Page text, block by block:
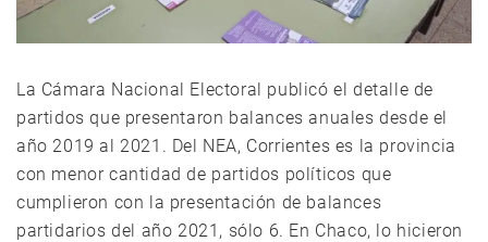
La Cámara Nacional Electoral publicó el detalle de
partidos que presentaron balances anuales desde el
año 2019 al 2021. Del NEA, Corrientes es la provincia
con menor cantidad de partidos políticos que
cumplieron con la presentación de balances
partidarios del año 2021, sólo 6. En Chaco, lo hicieron